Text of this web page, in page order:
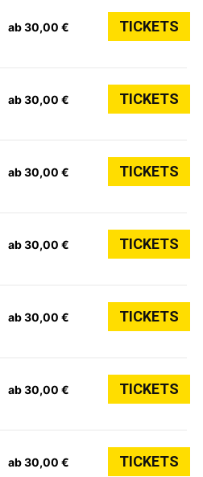
ab 30,00 € TICKETS
ab 30,00 € TICKETS
ab 30,00 € TICKETS
ab 30,00 € TICKETS
ab 30,00 € TICKETS
ab 30,00 € TICKETS
ab 30,00 € TICKETS